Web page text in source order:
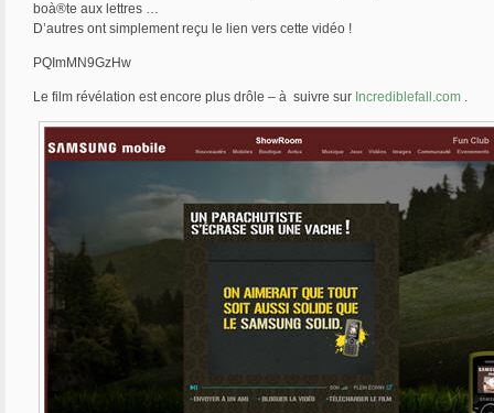
boà®te aux lettres …
D’autres ont simplement reçu le lien vers cette vidéo !
PQImMN9GzHw
Le film révélation est encore plus drôle – à suivre sur Incrediblefall.com .